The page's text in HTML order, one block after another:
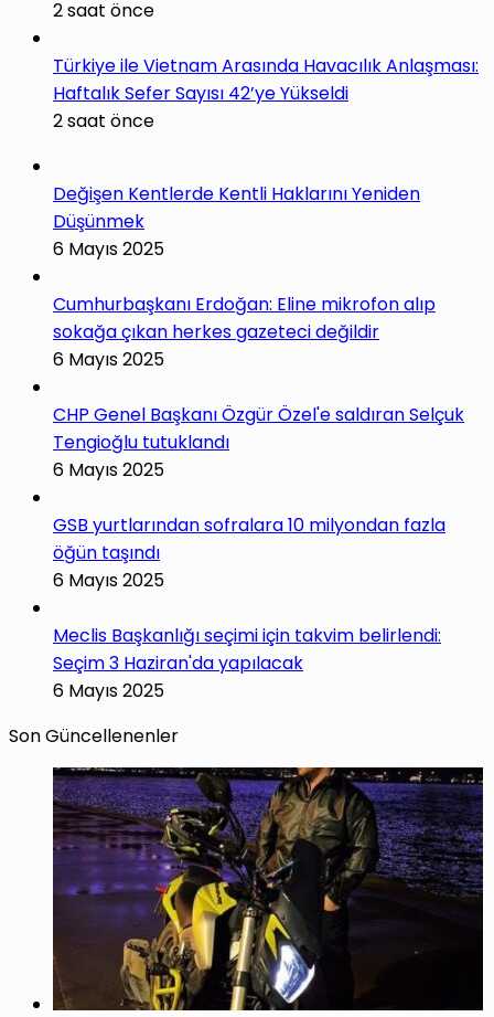
2 saat önce
Türkiye ile Vietnam Arasında Havacılık Anlaşması:
Haftalık Sefer Sayısı 42’ye Yükseldi
2 saat önce
Değişen Kentlerde Kentli Haklarını Yeniden
Düşünmek
6 Mayıs 2025
Cumhurbaşkanı Erdoğan: Eline mikrofon alıp
sokağa çıkan herkes gazeteci değildir
6 Mayıs 2025
CHP Genel Başkanı Özgür Özel'e saldıran Selçuk
Tengioğlu tutuklandı
6 Mayıs 2025
GSB yurtlarından sofralara 10 milyondan fazla
öğün taşındı
6 Mayıs 2025
Meclis Başkanlığı seçimi için takvim belirlendi:
Seçim 3 Haziran'da yapılacak
6 Mayıs 2025
Son Güncellenenler